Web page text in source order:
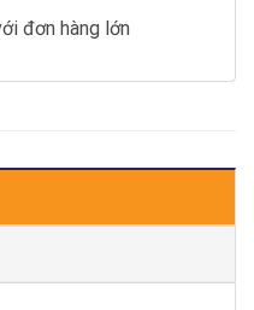
đơn hàng lớn